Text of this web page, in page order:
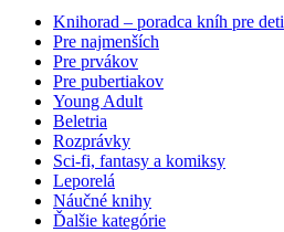
Knihorad – poradca kníh pre deti
Pre najmenších
Pre prvákov
Pre pubertiakov
Young Adult
Beletria
Rozprávky
Sci-fi, fantasy a komiksy
Leporelá
Náučné knihy
Ďalšie kategórie